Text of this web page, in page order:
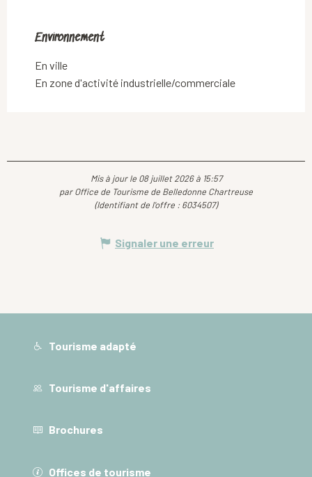
Environnement
Environnement
En ville
En zone d'activité industrielle/commerciale
Mis à jour le 08 juillet 2026 à 15:57
par Office de Tourisme de Belledonne Chartreuse
(Identifiant de l'offre : 6034507)
Signaler une erreur
Tourisme adapté
Tourisme d'affaires
Brochures
Offices de tourisme